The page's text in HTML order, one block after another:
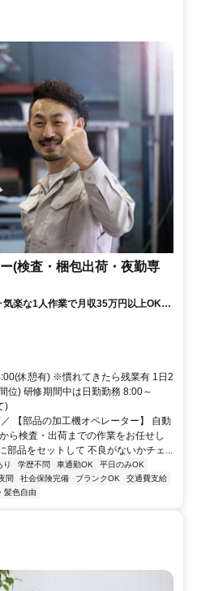
(検査・梱包出荷・夜勤専
楽な1人作業で月収35万円以上OK!
活躍中
休憩有) ※慣れてきたら残業有 1日2
位) 研修期間中は日勤勤務 8:00～
)
【部品の加工機オペレーター】 自動
ら検査・出荷までの作業をお任せし
部品をセットして 不良がないかチェ...
り 学歴不問 車通勤OK
平日のみOK
間 社会保険完備 ブランクOK
交通費支給
髪色自由